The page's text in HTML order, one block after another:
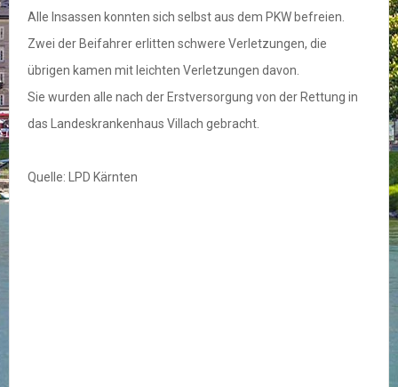
Alle Insassen konnten sich selbst aus dem PKW befreien.
Zwei der Beifahrer erlitten schwere Verletzungen, die
übrigen kamen mit leichten Verletzungen davon.
Sie wurden alle nach der Erstversorgung von der Rettung in
das Landeskrankenhaus Villach gebracht.
Quelle: LPD Kärnten